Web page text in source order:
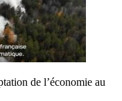
de l’économie au